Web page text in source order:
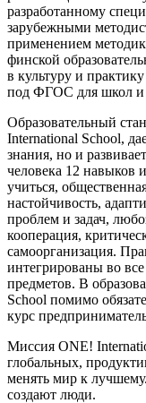
разработанному
зарубежными
применением
финской
в культуру и
под ФГОС для школ и
Образовательный
International School,
знания, но и
человека 12 навыков
учиться,
настойчивость,
проблем и задач,
кооперация,
самоорганизация.
интегрированы во
предметов. В
School помимо
курс
Миссия ONE!
глобальных,
менять мир к
создают люди.